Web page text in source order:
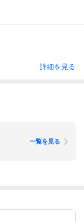
詳細を見る
一覧を見る